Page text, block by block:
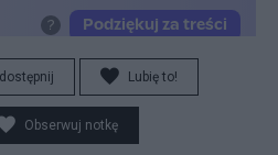
Lubię to!
Obserwuj notkę